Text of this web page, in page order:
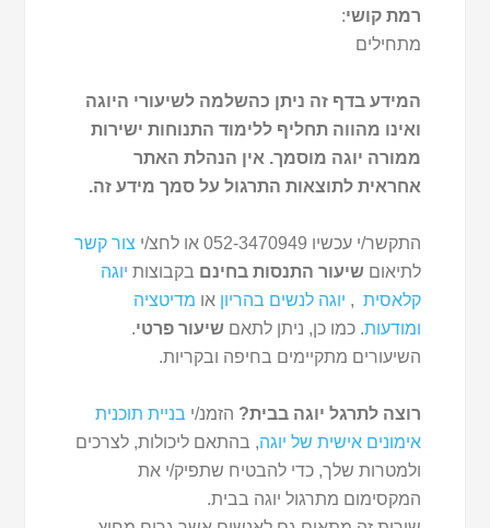
רמת קושי:
מתחילים
המידע בדף זה ניתן כהשלמה לשיעורי היוגה
ואינו מהווה תחליף ללימוד התנוחות ישירות
ממורה יוגה מוסמך. אין הנהלת האתר
אחראית לתוצאות התרגול על סמך מידע זה.
התקשר/י עכשיו 052-3470949 או לחצ/י
צור קשר
לתיאום שיעור התנסות בחינם בקבוצות יוגה
קלאסית , יוגה לנשים בהריון או מדיטציה
ומודעות. כמו כן, ניתן לתאםשיעור פרטי.
השיעורים מתקיימים בחיפה ובקריות.
רוצה לתרגל יוגה בבית? הזמנ/י בניית תוכנית
אימונים אישית של יוגה, בהתאם ליכולות, לצרכים
ולמטרות שלך, כדי להבטיח שתפיק/י את
המקסימום מתרגול יוגה בבית.